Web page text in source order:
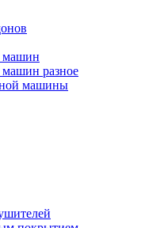
машин
разное
машины